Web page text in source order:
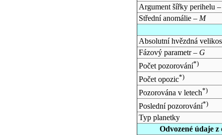
Argument šířky perihelu
Střední anomálie – M
Absolutní hvězdná
Fázový parametr – G
Počet pozorování*)
Počet opozic*)
Pozorována v letech*)
Poslední pozorování*)
Typ planetky
Odvozené údaje